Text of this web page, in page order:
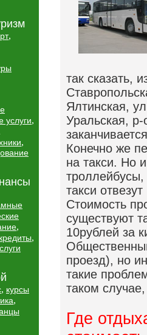
,
услуги,
,
,
кредиты,
, курсы
,
так сказать,
Ялтинская,
Уральская,
Конечно же
на такси. Но
такси
Стоимость
существуют
10рублей за
проезд), но
такие
таком
Где